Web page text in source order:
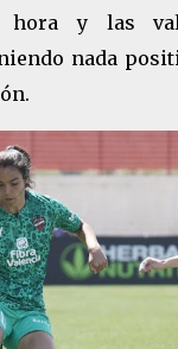
hora y las
nada